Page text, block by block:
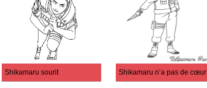
Shikamaru sourit Shikamaru n’a pas de cœur